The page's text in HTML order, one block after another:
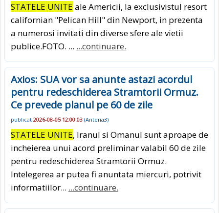
STATELE UNITE ale Americii, la exclusivistul resort
californian "Pelican Hill" din Newport, in prezenta
a numerosi invitati din diverse sfere ale vietii
publice.FOTO. ... ...continuare.
Axios: SUA vor sa anunte astazi acordul
pentru redeschiderea Stramtorii Ormuz.
Ce prevede planul pe 60 de zile
publicat 2026-08-05 12:00:03 (Antena3)
STATELE UNITE, Iranul si Omanul sunt aproape de
incheierea unui acord preliminar valabil 60 de zile
pentru redeschiderea Stramtorii Ormuz.
Intelegerea ar putea fi anuntata miercuri, potrivit
informatiilor... ...continuare.